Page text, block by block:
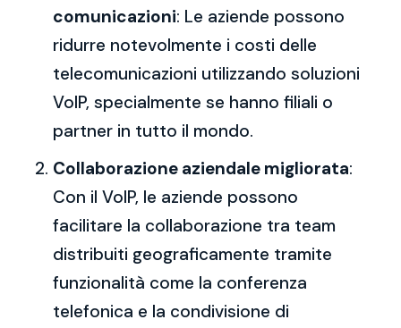
comunicazioni: Le aziende possono
ridurre notevolmente i costi delle
telecomunicazioni utilizzando soluzioni
VoIP, specialmente se hanno filiali o
partner in tutto il mondo.
Collaborazione aziendale migliorata:
Con il VoIP, le aziende possono
facilitare la collaborazione tra team
distribuiti geograficamente tramite
funzionalità come la conferenza
telefonica e la condivisione di